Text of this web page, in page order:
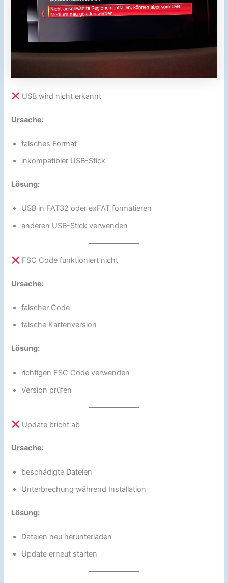
USB wird nicht erkannt
Ursache:
falsches Format
inkompatibler USB-Stick
Lösung:
USB in FAT32 oder exFAT formatieren
anderen USB-Stick verwenden
FSC Code funktioniert nicht
Ursache:
falscher Code
falsche Kartenversion
Lösung:
richtigen FSC Code verwenden
Version prüfen
Update bricht ab
Ursache:
beschädigte Dateien
Unterbrechung während Installation
Lösung:
Dateien neu herunterladen
Update erneut starten